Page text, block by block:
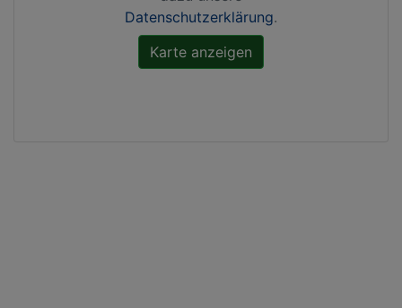
Datenschutzerklärung.